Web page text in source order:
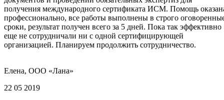
получения международного сертификата ИСМ. Помощь
профессионально, все работы выполнены в строго
сроки, результат получен всего за 5 дней. Пока так эффективно
еще не сотрудничали ни с одной сертифицирующей
организацией. Планируем продолжить сотрудничество.
Елена, ООО «Лана»
22 05 2019